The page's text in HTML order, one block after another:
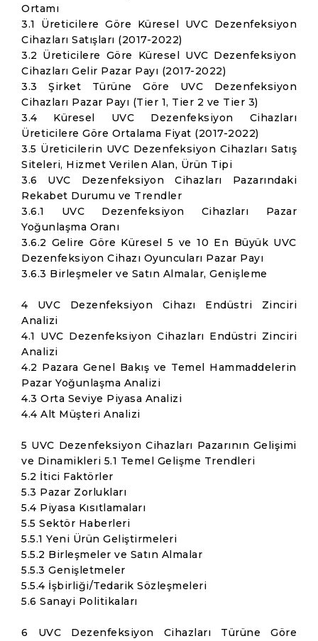
Ortamı
3.1 Üreticilere Göre Küresel UVC Dezenfeksiyon
Cihazları Satışları (2017-2022)
3.2 Üreticilere Göre Küresel UVC Dezenfeksiyon
Cihazları Gelir Pazar Payı (2017-2022)
3.3 Şirket Türüne Göre UVC Dezenfeksiyon
Cihazları Pazar Payı (Tier 1, Tier 2 ve Tier 3)
3.4 Küresel UVC Dezenfeksiyon Cihazları
Üreticilere Göre Ortalama Fiyat (2017-2022)
3.5 Üreticilerin UVC Dezenfeksiyon Cihazları Satış
Siteleri, Hizmet Verilen Alan, Ürün Tipi
3.6 UVC Dezenfeksiyon Cihazları Pazarındaki
Rekabet Durumu ve Trendler
3.6.1 UVC Dezenfeksiyon Cihazları Pazar
Yoğunlaşma Oranı
3.6.2 Gelire Göre Küresel 5 ve 10 En Büyük UVC
Dezenfeksiyon Cihazı Oyuncuları Pazar Payı
3.6.3 Birleşmeler ve Satın Almalar, Genişleme
4 UVC Dezenfeksiyon Cihazı Endüstri Zinciri
Analizi
4.1 UVC Dezenfeksiyon Cihazları Endüstri Zinciri
Analizi
4.2 Pazara Genel Bakış ve Temel Hammaddelerin
Pazar Yoğunlaşma Analizi
4.3 Orta Seviye Piyasa Analizi
4.4 Alt Müşteri Analizi
5 UVC Dezenfeksiyon Cihazları Pazarının Gelişimi
ve Dinamikleri 5.1 Temel Gelişme Trendleri
5.2 İtici Faktörler
5.3 Pazar Zorlukları
5.4 Piyasa Kısıtlamaları
5.5 Sektör Haberleri
5.5.1 Yeni Ürün Geliştirmeleri
5.5.2 Birleşmeler ve Satın Almalar
5.5.3 Genişletmeler
5.5.4 İşbirliği/Tedarik Sözleşmeleri
5.6 Sanayi Politikaları
6 UVC Dezenfeksiyon Cihazları Türüne Göre